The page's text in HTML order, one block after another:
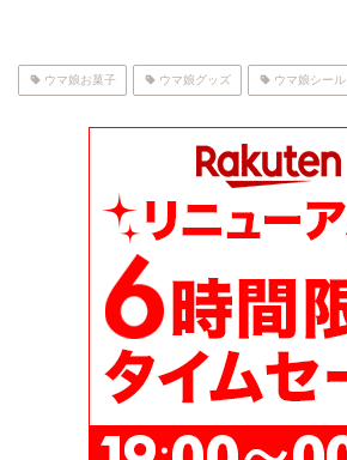
ウマ娘お菓子 ウマ娘グッズ ウマ娘シール